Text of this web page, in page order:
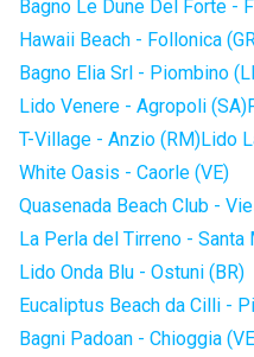
Bagno Le Dune Del Forte -
Hawaii Beach - Follonica
Bagno Elia Srl - Piombino
Lido Venere - Agropoli (SA)
T-Village - Anzio (RM)Lido
White Oasis - Caorle (VE)
Quasenada Beach Club -
La Perla del Tirreno - Santa
Lido Onda Blu - Ostuni (BR)
Eucaliptus Beach da Cilli -
Bagni Padoan - Chioggia